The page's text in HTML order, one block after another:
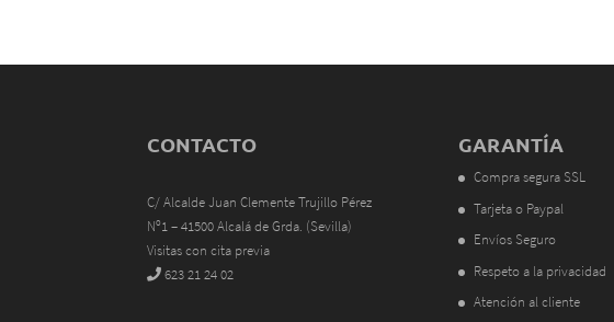
CONTACTO
C/ Alcalde Juan Clemente Trujillo Pérez
Nº1 – 41500 Alcalá de Grda. (Sevilla)
Visitas con cita previa
623 21 24 02
GARANTÍA
Compra segura SSL
Tarjeta o Paypal
Envíos Seguro
Respeto a la privacidad
Atención al cliente